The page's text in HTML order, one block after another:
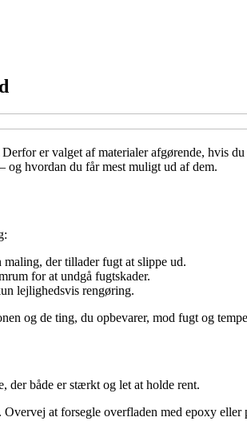
er valget af materialer afgørende, hvis
og hvordan du får mest muligt ud af dem.
der tillader fugt at slippe ud.
for at undgå fugtskader.
lejlighedsvis rengøring.
og de ting, du opbevarer, mod fugt og
både er stærkt og let at holde rent.
at forsegle overfladen med epoxy